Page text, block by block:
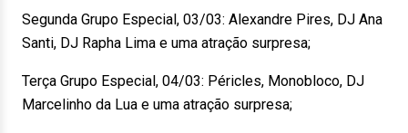
Segunda Grupo Especial, 03/03: Alexandre Pires, DJ Ana
Santi, DJ Rapha Lima e uma atração surpresa;
Terça Grupo Especial, 04/03: Péricles, Monobloco, DJ
Marcelinho da Lua e uma atração surpresa;